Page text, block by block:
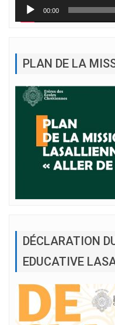
00:00
PLAN DE LA
DÉCLARATION
EDUCATIVE